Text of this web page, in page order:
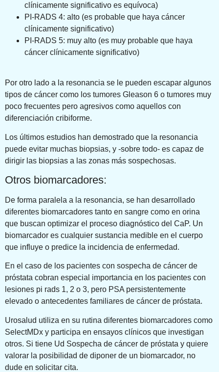
clínicamente significativo es equívoca)
PI-RADS 4: alto (es probable que haya cáncer
clínicamente significativo)
PI-RADS 5: muy alto (es muy probable que haya
cáncer clínicamente significativo)
Por otro lado a la resonancia se le pueden escapar algunos
tipos de cáncer como los tumores Gleason 6 o tumores muy
poco frecuentes pero agresivos como aquellos con
diferenciación cribiforme.
Los últimos estudios han demostrado que la resonancia
puede evitar muchas biopsias, y -sobre todo- es capaz de
dirigir las biopsias a las zonas más sospechosas.
Otros biomarcadores:
De forma paralela a la resonancia, se han desarrollado
diferentes biomarcadores tanto en sangre como en orina
que buscan optimizar el proceso diagnóstico del CaP. Un
biomarcador es cualquier sustancia medible en el cuerpo
que influye o predice la incidencia de enfermedad.
En el caso de los pacientes con sospecha de cáncer de
próstata cobran especial importancia en los pacientes con
lesiones pi rads 1, 2 o 3, pero PSA persistentemente
elevado o antecedentes familiares de cáncer de próstata.
Urosalud utiliza en su rutina diferentes biomarcadores como
SelectMDx y participa en ensayos clínicos que investigan
otros. Si tiene Ud Sospecha de cáncer de próstata y quiere
valorar la posibilidad de diponer de un biomarcador, no
dude en solicitar cita.